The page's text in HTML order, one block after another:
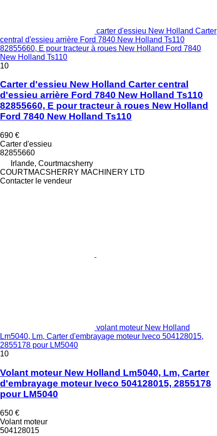
carter d'essieu New Holland Carter
central d'essieu arrière Ford 7840 New Holland Ts110
82855660, E pour tracteur à roues New Holland Ford 7840
New Holland Ts110
10
Carter d'essieu New Holland Carter central
d'essieu arrière Ford 7840 New Holland Ts110
82855660, E pour tracteur à roues New Holland
Ford 7840 New Holland Ts110
690 €
Carter d'essieu
82855660
Irlande, Courtmacsherry
COURTMACSHERRY MACHINERY LTD
Contacter le vendeur
volant moteur New Holland
Lm5040, Lm, Carter d'embrayage moteur Iveco 504128015,
2855178 pour LM5040
10
Volant moteur New Holland Lm5040, Lm, Carter
d'embrayage moteur Iveco 504128015, 2855178
pour LM5040
650 €
Volant moteur
504128015